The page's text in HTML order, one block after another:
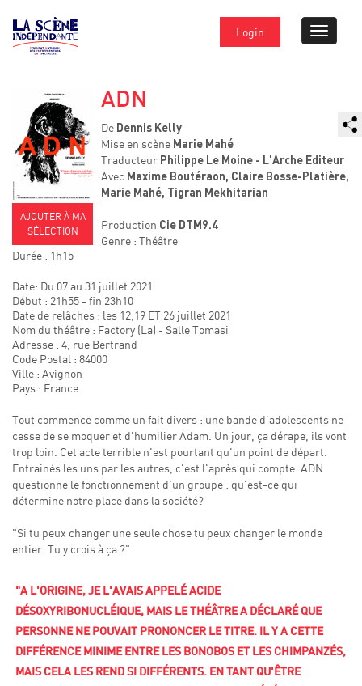
Login
AJOUTER À MA
SÉLECTION
ADN
De Dennis Kelly
Mise en scène Marie Mahé
Traducteur Philippe Le Moine - L'Arche Editeur
Avec Maxime Boutéraon, Claire Bosse-Platière,
Marie Mahé, Tigran Mekhitarian
Production Cie DTM9.4
Genre : Théâtre
Durée : 1h15
Date: Du 07 au 31 juillet 2021
Début : 21h55 - fin 23h10
Date de relâches : les 12,19 ET 26 juillet 2021
Nom du théâtre : Factory (La) - Salle Tomasi
Adresse : 4, rue Bertrand
Code Postal : 84000
Ville : Avignon
Pays : France
Tout commence comme un fait divers : une bande d'adolescents ne
cesse de se moquer et d'humilier Adam. Un jour, ça dérape, ils vont
trop loin. Cet acte terrible n'est pourtant qu'un point de départ.
Entrainés les uns par les autres, c'est l'après qui compte. ADN
questionne le fonctionnement d'un groupe : qu'est-ce qui
détermine notre place dans la société?
"Si tu peux changer une seule chose tu peux changer le monde
entier. Tu y crois à ça ?"
"A L'ORIGINE, JE L'AVAIS APPELÉ ACIDE
DÉSOXYRIBONUCLÉIQUE, MAIS LE THÉÂTRE A DÉCLARÉ QUE
PERSONNE NE POUVAIT PRONONCER LE TITRE. IL Y A CETTE
DIFFÉRENCE MINIME ENTRE LES BONOBOS ET LES CHIMPANZÉS,
MAIS CELA LES REND SI DIFFÉRENTS. EN TANT QU'ÊTRE